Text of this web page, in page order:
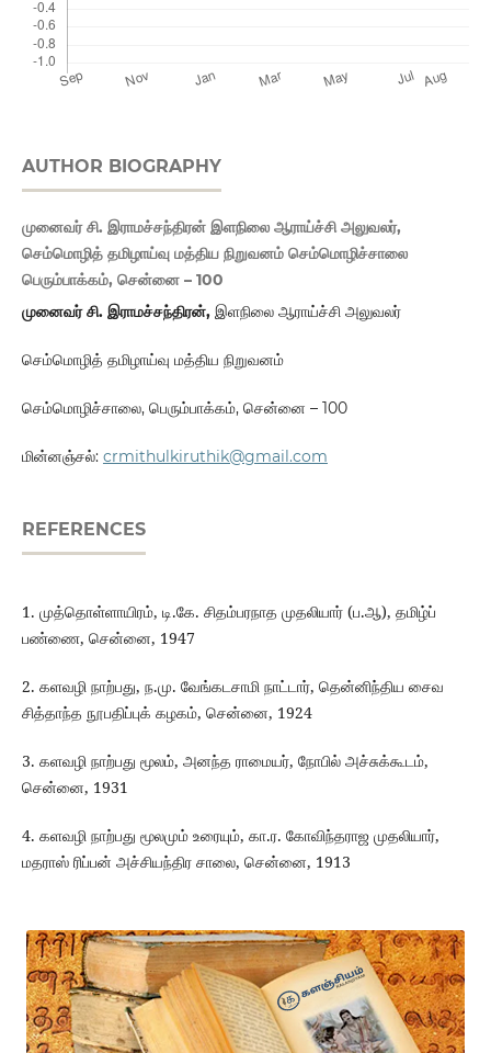
AUTHOR BIOGRAPHY
முனைவர் சி. இராமச்சந்திரன் இளநிலை ஆராய்ச்சி அலுவலர்,
செம்மொழித் தமிழாய்வு மத்திய நிறுவனம் செம்மொழிச்சாலை
பெரும்பாக்கம், சென்னை – 100
முனைவர் சி. இராமச்சந்திரன், இளநிலை ஆராய்ச்சி அலுவலர்
செம்மொழித் தமிழாய்வு மத்திய நிறுவனம்
செம்மொழிச்சாலை, பெரும்பாக்கம், சென்னை – 100
மின்னஞ்சல்: crmithulkiruthik@gmail.com
REFERENCES
1. முத்தொள்ளாயிரம், டி.கே. சிதம்பரநாத முதலியார் (ப.ஆ), தமிழ்ப்
பண்ணை, சென்னை, 1947
2. களவழி நாற்பது, ந.மு. வேங்கடசாமி நாட்டார், தென்னிந்திய சைவ
சித்தாந்த நூபதிப்புக் கழகம், சென்னை, 1924
3. களவழி நாற்பது மூலம், அனந்த ராமையர், நோபில் அச்சுக்கூடம்,
சென்னை, 1931
4. களவழி நாற்பது மூலமும் உரையும், கா.ர. கோவிந்தராஜ முதலியார்,
மதராஸ் ரிப்பன் அச்சியந்திர சாலை, சென்னை, 1913